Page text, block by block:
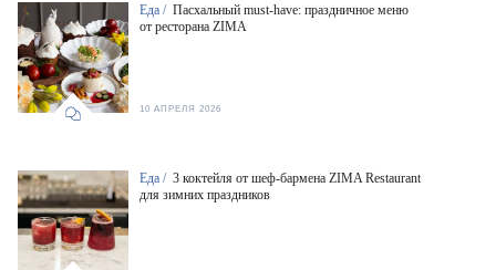
Еда / Пасхальный must-have: праздничное меню
от ресторана ZIMA
10 АПРЕЛЯ 2026
Еда / 3 коктейля от шеф-бармена ZIMA Restaurant
для зимних праздников